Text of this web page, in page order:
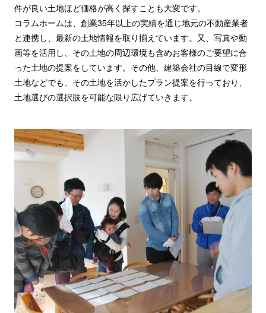
件が良い土地ほど価格が高く探すことも大変です。
コラムホームは、創業35年以上の実績を通じ地元の不動産業者
と連携し、最新の土地情報を取り揃えています。又、写真や動
画等を活用し、その土地の周辺環境も含めお客様のご要望に合
った土地の提案をしています。その他、建築会社の目線で変形
土地などでも、その土地を活かしたプラン提案を行っており、
土地選びの選択肢を可能な限り広げていきます。